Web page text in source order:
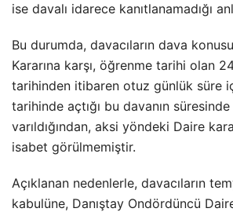
ise davalı idarece kanıtlanamadığı
Bu durumda, davacıların dava
Kararına karşı, öğrenme tarihi olan
tarihinden itibaren otuz günlük süre
tarihinde açtığı bu davanın
varıldığından, aksi yöndeki Daire
isabet görülmemiştir.
Açıklanan nedenlerle, davacıların
kabulüne, Danıştay Ondördüncü